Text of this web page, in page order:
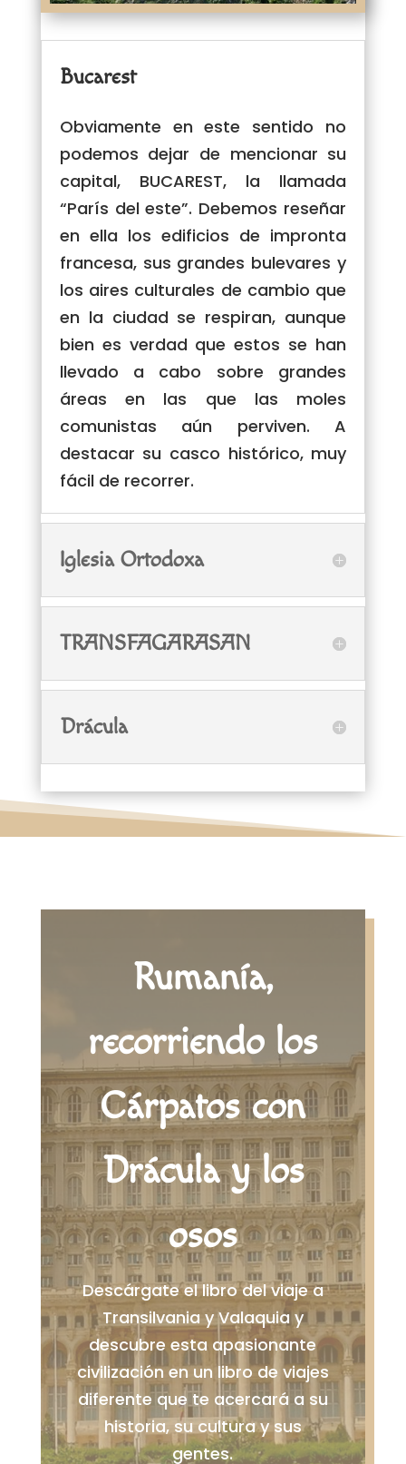
Bucarest
Obviamente en este sentido no
podemos dejar de mencionar su
capital, BUCAREST, la llamada
“París del este”. Debemos reseñar
en ella los edificios de impronta
francesa, sus grandes bulevares y
los aires culturales de cambio que
en la ciudad se respiran, aunque
bien es verdad que estos se han
llevado a cabo sobre grandes
áreas en las que las moles
comunistas aún perviven. A
destacar su casco histórico, muy
fácil de recorrer.
Iglesia Ortodoxa
TRANSFAGARASAN
Drácula
Rumanía,
recorriendo los
Cárpatos con
Drácula y los
osos
Descárgate el libro del viaje a
Transilvania y Valaquia y
descubre esta apasionante
civilización en un libro de viajes
diferente que te acercará a su
historia, su cultura y sus
gentes.